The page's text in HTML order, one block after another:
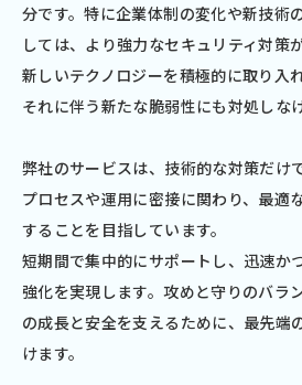
分です。特に企業体制の変化や新技術
しては、より強力なセキュリティ対策
新しいテクノロジーを積極的に取り入
それに伴う新たな脆弱性にも対処しな
弊社のサービスは、技術的な対策だけ
プロセスや運用に密接に関わり、最適
することを目指しています。
短期間で集中的にサポートし、迅速か
強化を実現します。攻めと守りのバラ
の成長と安全を支えるために、最先端
けます。